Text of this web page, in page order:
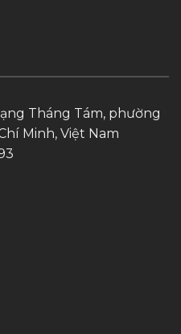
Tháng Tám, phường
Minh, Việt Nam